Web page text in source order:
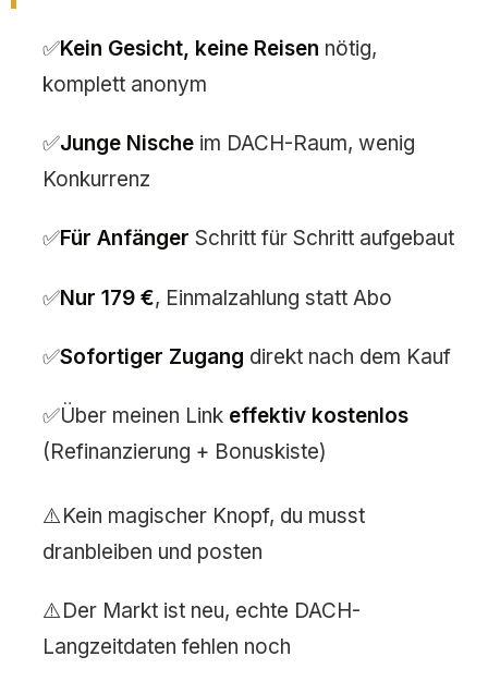
Kein Gesicht, keine Reisen nötig,
komplett anonym
Junge Nischeim DACH-Raum, wenig
Konkurrenz
Für Anfänger Schritt für Schritt aufgebaut
Nur 179 €, Einmalzahlung statt Abo
Sofortiger Zugang direkt nach dem Kauf
Über meinen Link effektiv kostenlos
(Refinanzierung + Bonuskiste)
Kein magischer Knopf, du musst
dranbleiben und posten
Der Markt ist neu, echte DACH-
Langzeitdaten fehlen noch